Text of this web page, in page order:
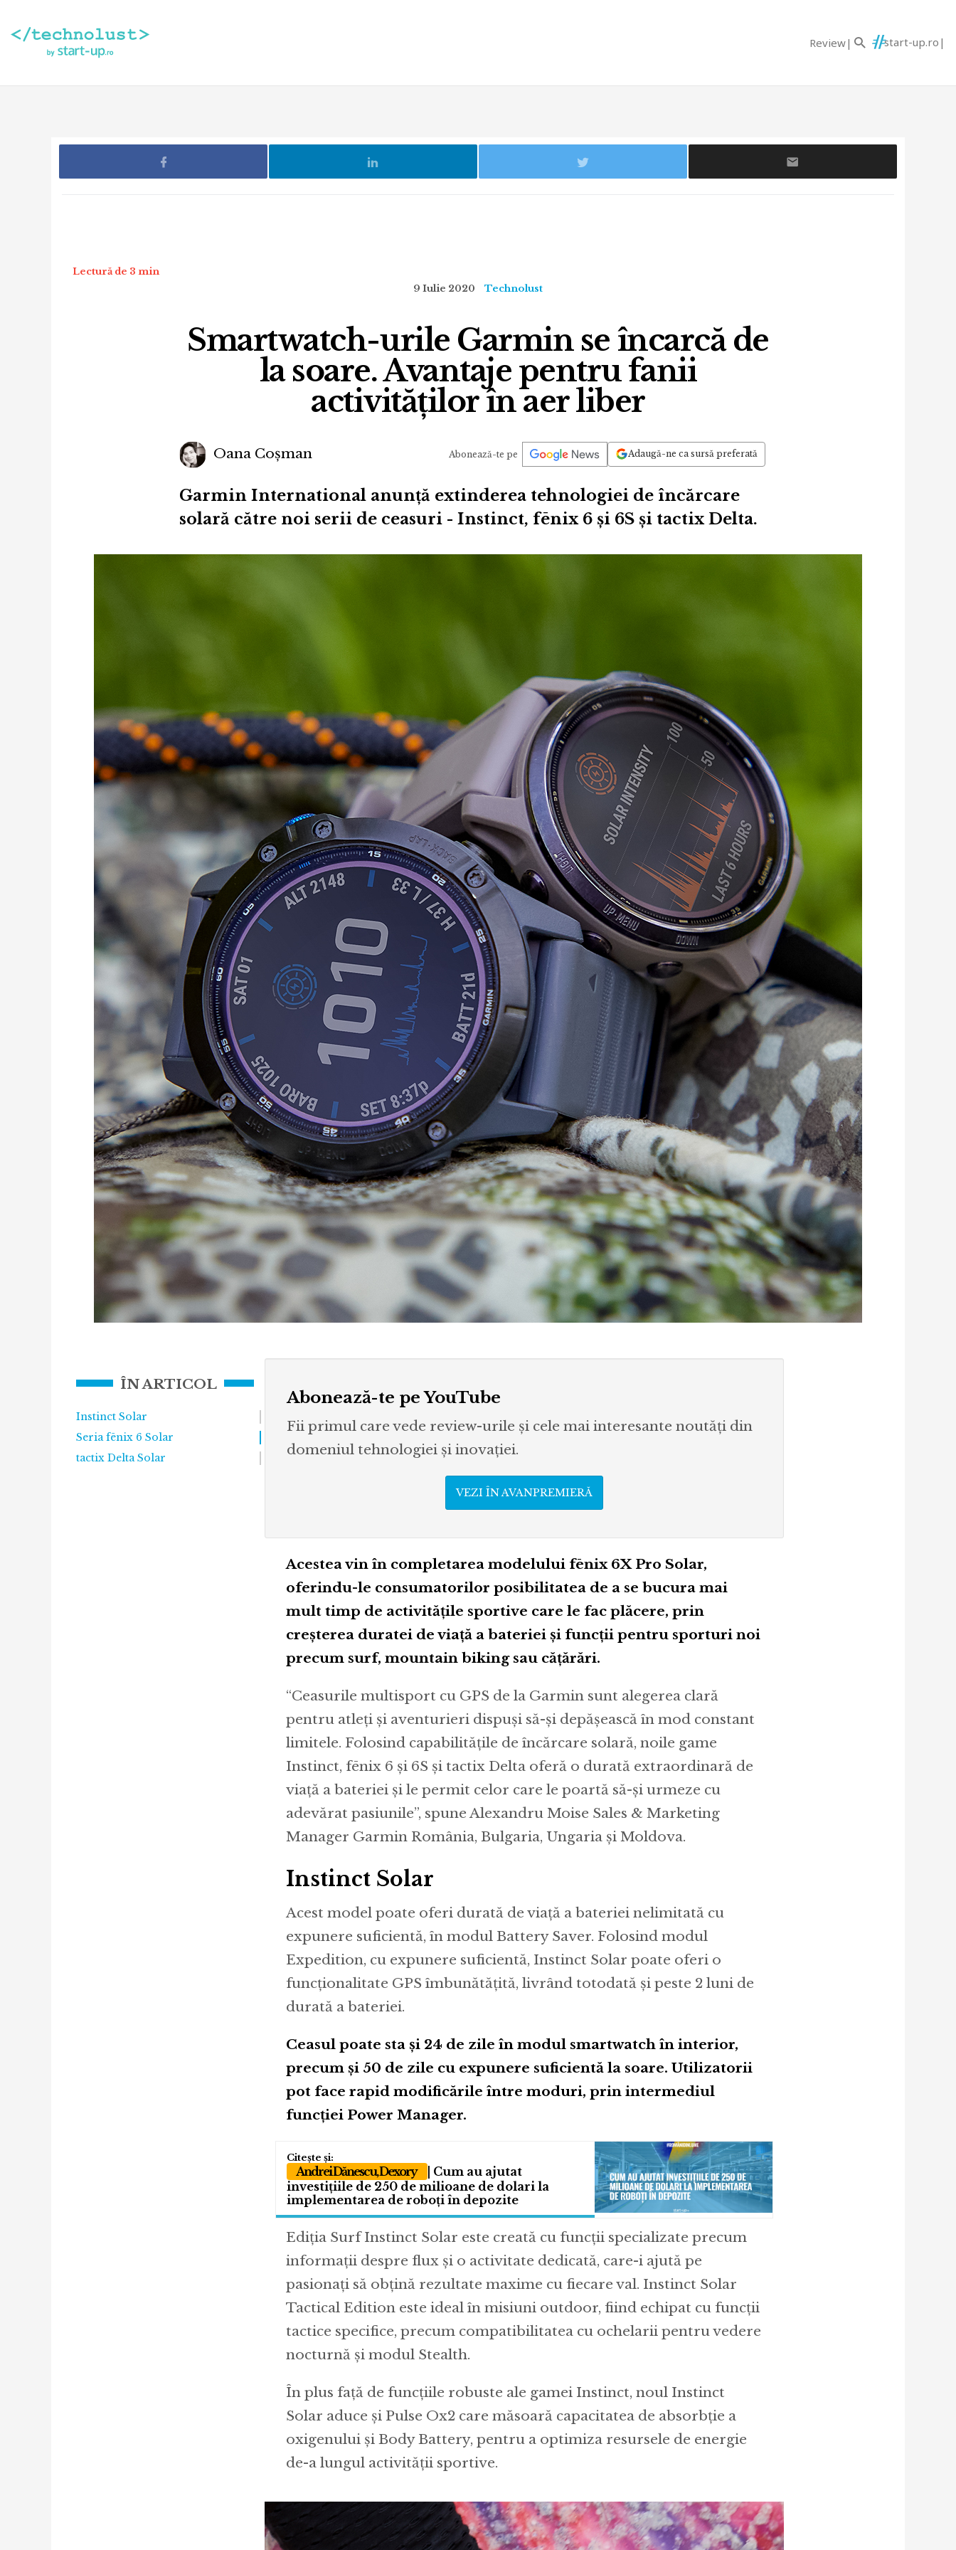
Review start-up.ro
Lectură de 3 min
9 Iulie 2020
Technolust
Smartwatch-urile Garmin se încarcă de
la soare. Avantaje pentru fanii
activităților în aer liber
Oana Coșman Abonează-te pe Adaugă-ne ca sursă preferată
Garmin International anunță extinderea tehnologiei de încărcare
solară către noi serii de ceasuri - Instinct, fēnix 6 și 6S și tactix Delta.
ÎN ARTICOL
Instinct Solar
Seria fēnix 6 Solar
tactix Delta Solar
Abonează-te pe YouTube
Fii primul care vede review-urile și cele mai interesante noutăți din
domeniul tehnologiei și inovației.
VEZI ÎN AVANPREMIERĂ
Acestea vin în completarea modelului fēnix 6X Pro Solar,
oferindu-le consumatorilor posibilitatea de a se bucura mai
mult timp de activitățile sportive care le fac plăcere, prin
creșterea duratei de viață a bateriei și funcții pentru sporturi noi
precum surf, mountain biking sau cățărări.
“Ceasurile multisport cu GPS de la Garmin sunt alegerea clară
pentru atleți și aventurieri dispuși să-și depășească în mod constant
limitele. Folosind capabilitățile de încărcare solară, noile game
Instinct, fēnix 6 și 6S și tactix Delta oferă o durată extraordinară de
viață a bateriei și le permit celor care le poartă să-și urmeze cu
adevărat pasiunile”, spune Alexandru Moise Sales & Marketing
Manager Garmin România, Bulgaria, Ungaria și Moldova.
Instinct Solar
Acest model poate oferi durată de viață a bateriei nelimitată cu
expunere suficientă, în modul Battery Saver. Folosind modul
Expedition, cu expunere suficientă, Instinct Solar poate oferi o
funcționalitate GPS îmbunătățită, livrând totodată și peste 2 luni de
durată a bateriei.
Ceasul poate sta și 24 de zile în modul smartwatch în interior,
precum și 50 de zile cu expunere suficientă la soare. Utilizatorii
pot face rapid modificările între moduri, prin intermediul
funcției Power Manager.
Andrei Dănescu, Dexory
| Cum au ajutat
investițiile de 250 de milioane de dolari la
implementarea de roboți în depozite
Ediția Surf Instinct Solar este creată cu funcții specializate precum
informații despre flux și o activitate dedicată, care-i ajută pe
pasionați să obțină rezultate maxime cu fiecare val. Instinct Solar
Tactical Edition este ideal în misiuni outdoor, fiind echipat cu funcții
tactice specifice, precum compatibilitatea cu ochelarii pentru vedere
nocturnă și modul Stealth.
În plus față de funcțiile robuste ale gamei Instinct, noul Instinct
Solar aduce și Pulse Ox2 care măsoară capacitatea de absorbție a
oxigenului și Body Battery, pentru a optimiza resursele de energie
de-a lungul activității sportive.